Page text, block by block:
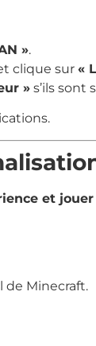
».
clique sur «
» s’ils sont
et
de Minecraft.